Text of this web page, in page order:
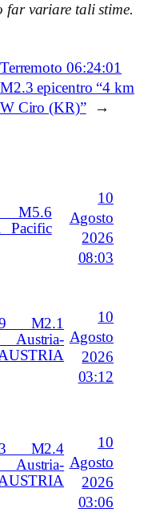
far variare tali stime.
Terremoto 06:24:01
M2.3 epicentro “4 km
W Ciro (KR)”
→
M5.6
Pacific
10
Agosto
2026
08:03
M2.1
Austria-
10
Agosto
2026
03:12
M2.4
Austria-
10
Agosto
2026
03:06